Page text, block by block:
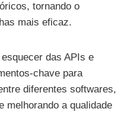
tornando o
mais eficaz.
das APIs e
chave para
diferentes softwares,
melhorando a qualidade